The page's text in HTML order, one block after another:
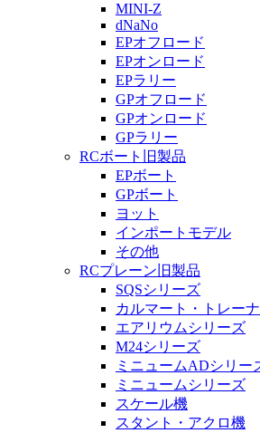
MINI-Z
dNaNo
EPオフロード
EPオンロード
EPラリー
GPオフロード
GPオンロード
GPラリー
RCボート旧製品
EPボート
GPボート
ヨット
インポートモデル
その他
RCプレーン旧製品
SQSシリーズ
カルマート・トレー
エアリウムシリーズ
M24シリーズ
ミニュームADシリー
ミニュームシリーズ
スケール機
スタント・アクロ機